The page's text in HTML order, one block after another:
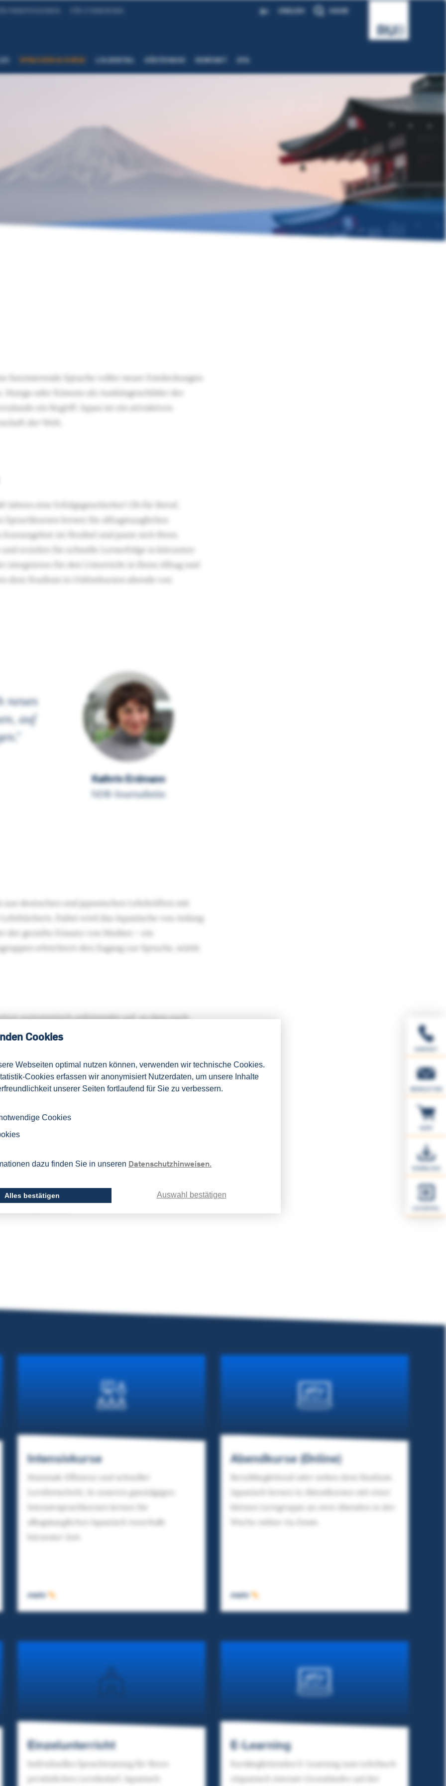
Cookies
Webseiten optimal nutzen können, verwenden wir technische Cookies.
Cookies erfassen wir anonymisiert Nutzerdaten, um unsere Inhalte
unserer Seiten fortlaufend für Sie zu verbessern.
Cookies
dazu finden Sie in unseren Datenschutzhinweisen.
Auswahl bestätigen
Alles bestätigen
AA ENGLISH
SPRACHEN & KURSE LSI.DIGITAL GÄSTEHAUS KONTAKT ZFA
faszinierende Sprache voller neuer Entdeckungen
oder Kimono als Aushängeschilder der
ein Begriff. Japan ist ein attraktives
der Welt.
Jahren eine Erfolgsgeschichte! Ob für Beruf,
Sprachkursen lernen Sie alltagstaugliches
Kursangebot ist flexibel und passt sich Ihren
erzielen Sie schnelle Lernerfolge in kürzester
integrieren Sie den Unterricht in Ihren Alltag und
dem Studium in Onlinekursen abends von
neues
auf
Kathrin Erdmann
NDR-Journalistin
deutschen und japanischen Lehrkräften mit
Dabei wird das Japanische von Anfang
der gezielte Einsatz von Medien – ein
erleichtert den Zugang zur Sprache, stärkt
systematisch aufeinander auf, so dass auch
Kurs für den Quereinstieg finden. Gerne
130
Intensivkurse
Maximale Effizienz und schneller
Lernfortschritt. In unseren ganztägigen
Intensivsprachkursen lernen Sie
alltagstaugliches Japanisch innerhalb
kürzester Zeit
mehr
Abendkurse (Online)
Berufsbegleitend oder neben dem Studium.
Japanisch lernen in Abendkursen mit einer
kleinen Lerngruppe an zwei Abenden in der
Woche online via Zoom.
mehr
Einzelunterricht
Individuelles Sprachtraining für Ihren
persönlichen Lernbedarf. Japanisch
E-Learning
Kursbegleitendes E-Learning zum Lehrbuch
»Japanisch intensiv Grundstufe« auf der